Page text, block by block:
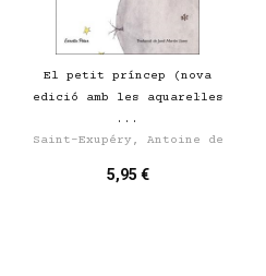
El petit príncep (nova
edició amb les aquarel·les
...
Saint-Exupéry, Antoine de
5,95 €